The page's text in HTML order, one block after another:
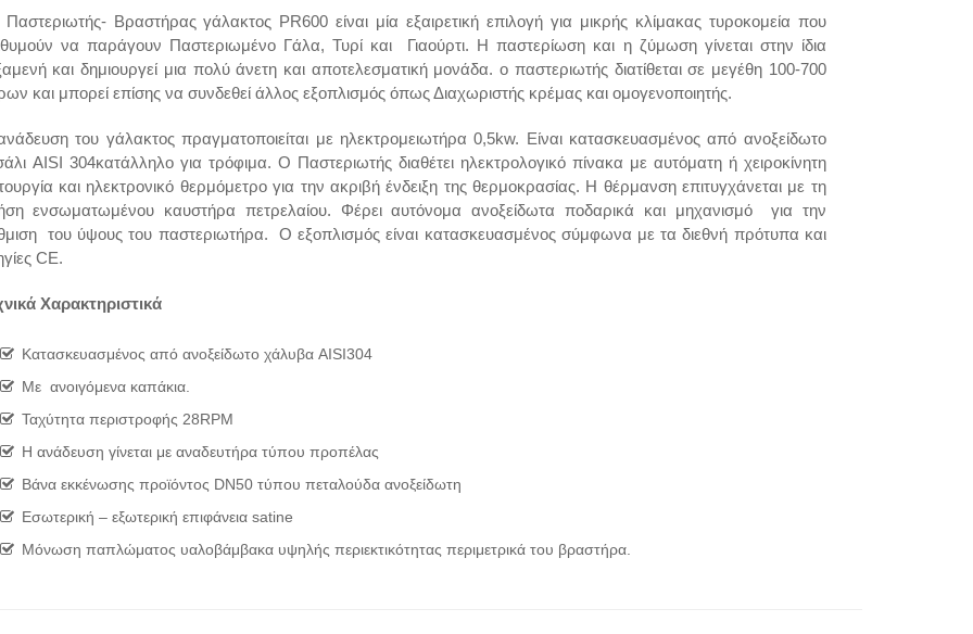
Βραστήρας γάλακτος PR600 είναι μία εξαιρετική επιλογή για μικρής κλίμακας τυροκομεία που
να παράγουν Παστεριωμένο Γάλα, Τυρί και Γιαούρτι. Η παστερίωση και η ζύμωση γίνεται στην ίδια
και δημιουργεί μια πολύ άνετη και αποτελεσματική μονάδα. ο παστεριωτής διατίθεται σε μεγέθη 100-700
και μπορεί επίσης να συνδεθεί άλλος εξοπλισμός όπως Διαχωριστής κρέμας και ομογενοποιητής.
του γάλακτος πραγματοποιείται με ηλεκτρομειωτήρα 0,5kw. Είναι κατασκευασμένος από ανοξείδωτο
AISI 304κατάλληλο για τρόφιμα. Ο Παστεριωτής διαθέτει ηλεκτρολογικό πίνακα με αυτόματη ή χειροκίνητη
και ηλεκτρονικό θερμόμετρο για την ακριβή ένδειξη της θερμοκρασίας. Η θέρμανση επιτυγχάνεται με τη
ενσωματωμένου καυστήρα πετρελαίου. Φέρει αυτόνομα ανοξείδωτα ποδαρικά και μηχανισμό για την
του ύψους του παστεριωτήρα. Ο εξοπλισμός είναι κατασκευασμένος σύμφωνα με τα διεθνή πρότυπα και
CE.
Χαρακτηριστικά
Κατασκευασμένος από ανoξείδωτο χάλυβα AISI304
Με ανοιγόμενα καπάκια.
Ταχύτητα περιστροφής 28RPM
H ανάδευση γίνεται με αναδευτήρα τύπου προπέλας
Βάνα εκκένωσης προϊόντος DN50 τύπου πεταλούδα ανοξείδωτη
Εσωτερική – εξωτερική επιφάνεια satine
Μόνωση παπλώματος υαλοβάμβακα υψηλής περιεκτικότητας περιμετρικά του βραστήρα.